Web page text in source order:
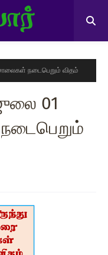
நடைபெறும் விதம்
01